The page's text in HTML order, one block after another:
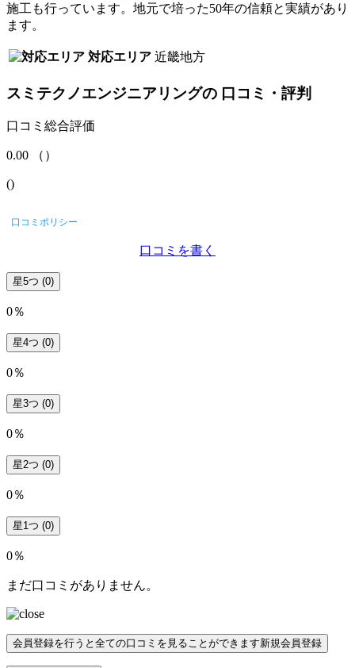
施工も行っています。地元で培った50年の信頼と実績があり
ます。
対応エリア 近畿地方
スミテクノエンジニアリングの 口コミ・評判
口コミ総合評価
0.00 （ ）
()
口コミポリシー
口コミを書く
星5つ (0)
0％
星4つ (0)
0％
星3つ (0)
0％
星2つ (0)
0％
星1つ (0)
0％
まだ口コミがありません。
会員登録を行うと全ての口コミを見ることができます新規会員登録